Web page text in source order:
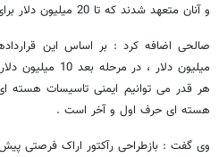
و آنان متعهد شدند که تا 20 میلیون دلار برای این کار تامین مالی کنند .
میلیون دلار ، در
هر قدر می توانیم ایمنی تاسیسات هسته
هسته ای حرف اول و آخر است .
وی گفت : بازطراحی رآکتور اراک فرصتی پیش